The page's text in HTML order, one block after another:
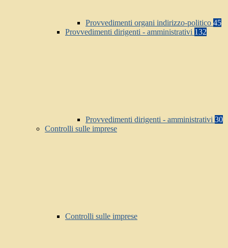
Provvedimenti organi indirizzo-politico 45
Provvedimenti dirigenti - amministrativi 132
Provvedimenti dirigenti - amministrativi 30
Controlli sulle imprese
Controlli sulle imprese